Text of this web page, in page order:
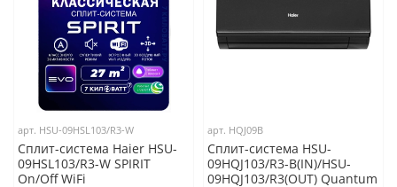
арт. HSU-09HSL103/R3-W
Сплит-система Haier HSU-
09HSL103/R3-W SPIRIT
On/Off WiFi
арт. HQJ09B
Сплит-система HSU-
09HQJ103/R3-B(IN)/HSU-
09HQJ103/R3(OUT) Quantum